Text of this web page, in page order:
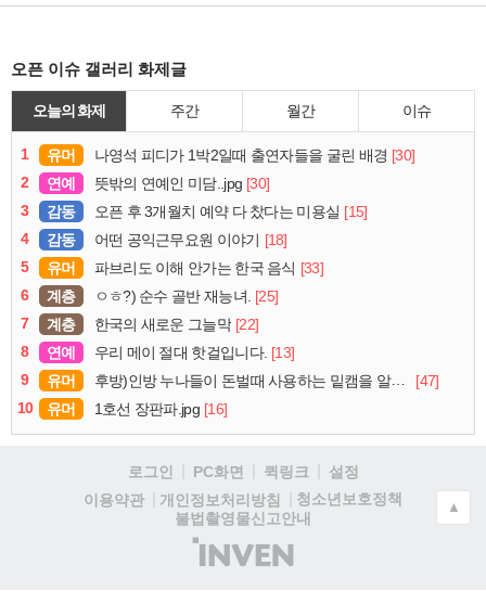
오픈 이슈 갤러리 화제글
오늘의 화제 주간 월간 이슈
1 유머 나영석 피디가 1박2일때 출연자들을 굴린 배경 [30]
2
연예 뜻밖의 연예인 미담..jpg [30]
3
감동 오픈 후 3개월치 예약 다 찼다는 미용실 [15]
4
감동 어떤 공익근무요원 이야기 [18]
5
유머 파브리도 이해 안가는 한국 음식 [33]
6
계층 ㅇㅎ?) 순수 골반 재능녀. [25]
7
계층 한국의 새로운 그늘막 [22]
8
연예 우리 메이 절대 핫걸입니다. [13]
9
유머 후방)인방 누나들이 돈벌때 사용하는 밑캠을 알아보자
[47]
10
유머 1호선 장판파.jpg [16]
로그인 PC화면 퀵링크
설정
이용약관
개인정보처리방침
청소년보호정책
불법촬영물신고안내
(주)
인
▲